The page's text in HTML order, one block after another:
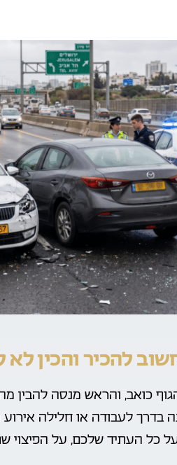
להכיר והכין לא
כואב, והראש מנסה להבין
בדרך לעבודה או חלילה אירוע
כל העתיד שלכם, על הפיצוי